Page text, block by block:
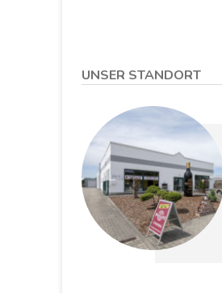
UNSER STANDORT